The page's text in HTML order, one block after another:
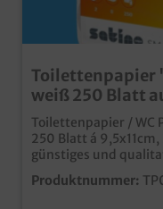
Toilettenpapier
weiß 250 Blatt
Toilettenpapier / WC
250 Blatt á
günstiges und
Blatt Haushaltsrolle 2-lagige Recycling Tissue Qualität
in weiß saugfähig und weichmit Zertifikaten "Blauer
Produktnummer: